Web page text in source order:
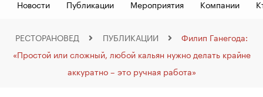
Новости Публикации Мероприятия Компании
РЕСТОРАНОВЕД ПУБЛИКАЦИИ
Филип Ганегода:
«Простой или сложный, любой кальян нужно делать крайне
аккуратно – это ручная работа»